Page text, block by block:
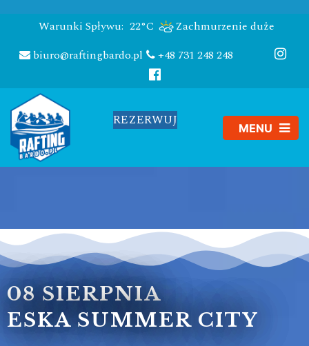
Warunki Spływu: 22°C
Zachmurzenie duże
biuro@raftingbardo.pl
+48 731 248 248
REZERWUJ
08 SIERPNIA
ESKA SUMMER CITY